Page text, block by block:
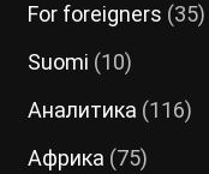
For foreigners (35)
Suomi (10)
Аналитика (116)
Африка (75)